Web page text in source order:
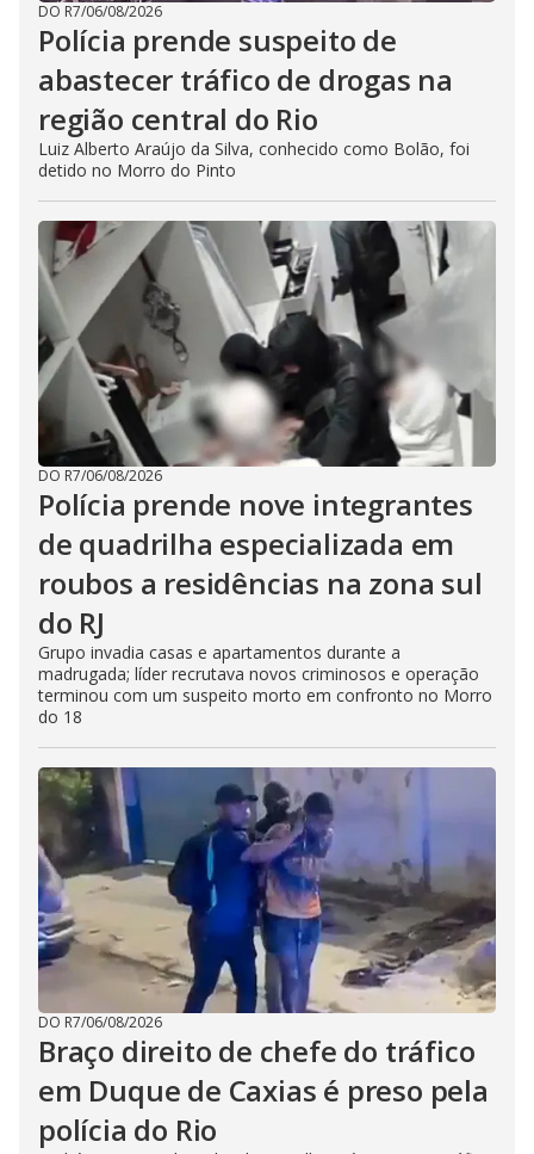
DO R7/06/08/2026
Polícia prende suspeito de
abastecer tráfico de drogas na
região central do Rio
Luiz Alberto Araújo da Silva, conhecido como Bolão, foi
detido no Morro do Pinto
DO R7/06/08/2026
Polícia prende nove integrantes
de quadrilha especializada em
roubos a residências na zona sul
do RJ
Grupo invadia casas e apartamentos durante a
madrugada; líder recrutava novos criminosos e operação
terminou com um suspeito morto em confronto no Morro
do 18
DO R7/06/08/2026
Braço direito de chefe do tráfico
em Duque de Caxias é preso pela
polícia do Rio